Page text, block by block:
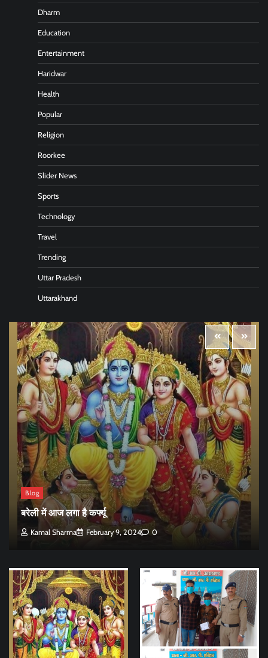
Dharm
Education
Entertainment
Haridwar
Health
Popular
Religion
Roorkee
Slider News
Sports
Technology
Travel
Trending
Uttar Pradesh
Uttarakhand
Blog
बरेली में आज लगा है कर्फ्यू
Kamal Sharma February 9, 2024 0